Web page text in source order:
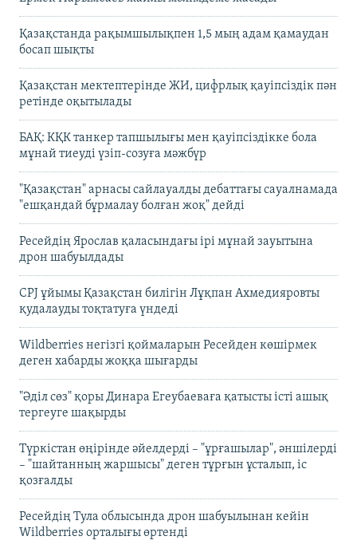
Қазақстанда рақымшылықпен 1,5 мың адам қамаудан
босап шықты
Қазақстан мектептерінде ЖИ, цифрлық қауіпсіздік пән
ретінде оқытылады
БАҚ: КҚК танкер тапшылығы мен қауіпсіздікке бола
мұнай тиеуді үзіп-созуға мәжбүр
"Қазақстан" арнасы сайлауалды дебаттағы сауалнамада
"ешқандай бұрмалау болған жоқ" дейді
Ресейдің Ярослав қаласындағы ірі мұнай зауытына
дрон шабуылдады
CPJ ұйымы Қазақстан билігін Лұқпан Ахмедияровты
қудалауды тоқтатуға үндеді
Wildberries негізгі қоймаларын Ресейден көшірмек
деген хабарды жоққа шығарды
"Әділ сөз" қоры Динара Егеубаеваға қатысты істі ашық
тергеуге шақырды
Түркістан өңірінде әйелдерді – "ұрғашылар", әншілерді
– "шайтанның жаршысы" деген тұрғын ұсталып, іс
қозғалды
Ресейдің Тула облысында дрон шабуылынан кейін
Wildberries орталығы өртенді